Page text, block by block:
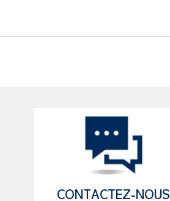
CONTACTEZ-NOUS